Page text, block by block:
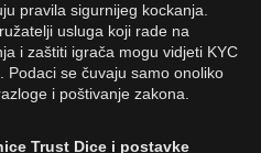
pravila sigurnijeg kockanja.
usluga koji rade na
i zaštiti igrača mogu vidjeti KYC
Podaci se čuvaju samo onoliko
i poštivanje zakona.
Trust Dice i postavke